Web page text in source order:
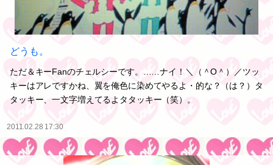
どうも。
ただ＆キーFanのチェルシーです。……ナイ！＼（＾O＾）／ツッ
キーはアレですかね、翼を俺色に染めてやるよ・的な？（は？）タ
タッキー、一文字増えてるよタタッキー（笑）。
2011.02.28 17:30